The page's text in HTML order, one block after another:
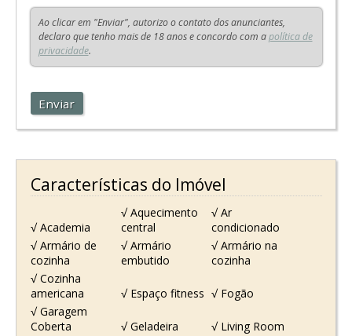
Ao clicar em "Enviar", autorizo o contato dos anunciantes,
declaro que tenho mais de 18 anos e concordo com apolítica de
privacidade.
Enviar
Características do Imóvel
√ Academia
√ Aquecimento
central
√ Ar
condicionado
√ Armário de
cozinha
√ Armário
embutido
√ Armário na
cozinha
√ Cozinha
americana
√ Espaço fitness √ Fogão
√ Garagem
Coberta
√ Geladeira √ Living Room